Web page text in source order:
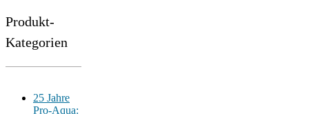
Produkt-
Kategorien
25 Jahre
Pro-Aqua: